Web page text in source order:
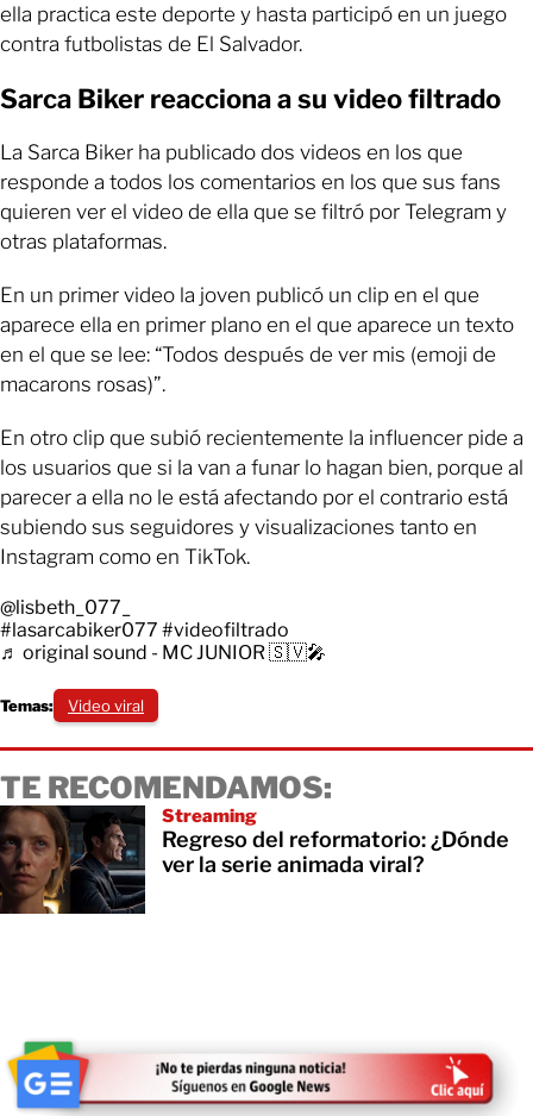
ella practica este deporte y hasta participó en un juego
contra futbolistas de El Salvador.
Sarca Biker reacciona a su video filtrado
La Sarca Biker ha publicado dos videos en los que
responde a todos los comentarios en los que sus fans
quieren ver el video de ella que se filtró por Telegram y
otras plataformas.
En un primer video la joven publicó un clip en el que
aparece ella en primer plano en el que aparece un texto
en el que se lee: “Todos después de ver mis (emoji de
macarons rosas)”.
En otro clip que subió recientemente la influencer pide a
los usuarios que si la van a funar lo hagan bien, porque al
parecer a ella no le está afectando por el contrario está
subiendo sus seguidores y visualizaciones tanto en
Instagram como en TikTok.
@lisbeth_077_
#lasarcabiker077 #videofiltrado
♬ original sound - MC JUNIOR 🇸🇻🎤
Temas: Video viral
TE RECOMENDAMOS:
Streaming
Regreso del reformatorio: ¿Dónde
ver la serie animada viral?